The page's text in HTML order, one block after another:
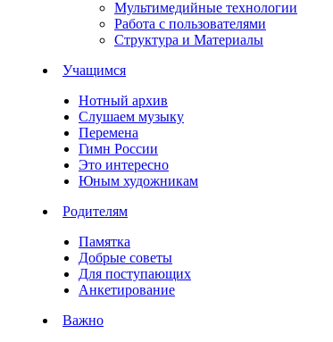
Мультимедийные технологии
Работа с пользователями
Структура и Материалы
Учащимся
Нотный архив
Слушаем музыку
Перемена
Гимн России
Это интересно
Юным художникам
Родителям
Памятка
Добрые советы
Для поступающих
Анкетирование
Важно